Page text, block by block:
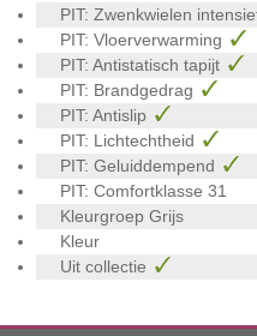
PIT: Zwenkwielen
PIT: Vloerverwarming
PIT: Antistatisch tapijt
PIT: Brandgedrag
PIT: Antislip
PIT: Lichtechtheid
PIT: Geluiddempend
PIT: Comfortklasse 31
Kleurgroep Grijs
Kleur
Uit collectie